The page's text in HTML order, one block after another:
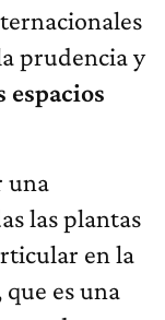
prudencia y
espacios
una
las plantas
en la
que es una